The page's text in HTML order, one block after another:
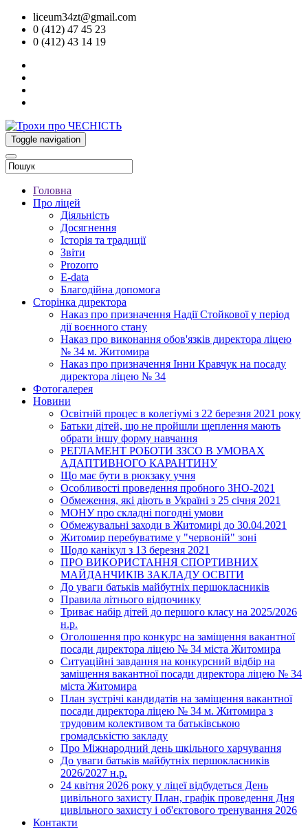
liceum34zt@gmail.com
0 (412) 47 45 23
0 (412) 43 14 19
Toggle navigation
Головна
Про ліцей
Діяльність
Досягнення
Історія та традиції
Звіти
Prozorro
E-data
Благодійна допомога
Сторінка директора
Наказ про призначення Надії Стойкової у період
дії воєнного стану
Наказ про виконання обов'язків директора ліцею
№ 34 м. Житомира
Наказ про призначення Інни Кравчук на посаду
директора ліцею № 34
Фотогалерея
Новини
Освітній процес в колегіумі з 22 березня 2021 року
Батьки дітей, що не пройшли щеплення мають
обрати іншу форму навчання
РЕГЛАМЕНТ РОБОТИ ЗЗСО В УМОВАХ
АДАПТИВНОГО КАРАНТИНУ
Що має бути в рюкзаку учня
Особливості проведення пробного ЗНО-2021
Обмеження, які діють в Україні з 25 січня 2021
МОНУ про складні погодні умови
Обмежувальні заходи в Житомирі до 30.04.2021
Житомир перебуватиме у "червоній" зоні
Щодо канікул з 13 березня 2021
ПРО ВИКОРИСТАННЯ СПОРТИВНИХ
МАЙДАНЧИКІВ ЗАКЛАДУ ОСВІТИ
До уваги батьків майбутніх першокласників
Правила літнього відпочинку
Триває набір дітей до першого класу на 2025/2026
н.р.
Оголошення про конкурс на заміщення вакантної
посади директора ліцею № 34 міста Житомира
Ситуаційні завдання на конкурсний відбір на
заміщення вакантної посади директора ліцею № 34
міста Житомира
План зустрічі кандидатів на заміщення вакантної
посади директора ліцею № 34 м. Житомира з
трудовим колективом та батьківською
громадськістю закладу
Про Міжнародний день шкільного харчування
До уваги батьків майбутніх першокласників
2026/2027 н.р.
24 квітня 2026 року у ліцеї відбудеться День
цивільного захисту План, графік проведення Дня
цивільного захисту і об'єктового тренування 2026
Контакти